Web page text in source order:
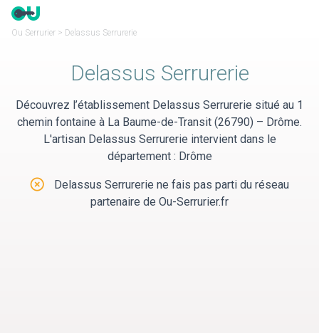
Panneau de gestion des cookies
Ou Serrurier > Delassus Serrurerie
Delassus Serrurerie
Découvrez l’établissement Delassus Serrurerie situé au 1
chemin fontaine à La Baume-de-Transit (26790) – Drôme.
L'artisan Delassus Serrurerie intervient dans le
département : Drôme
Delassus Serrurerie ne fais pas parti du réseau
partenaire de Ou-Serrurier.fr